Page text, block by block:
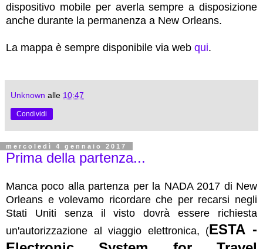
dispositivo mobile per averla sempre a disposizione
anche durante la permanenza a New Orleans.
La mappa è sempre disponibile via web qui.
Unknown alle 10:47
Condividi
mercoledì 4 gennaio 2017
Prima della partenza...
Manca poco alla partenza per la NADA 2017 di New
Orleans e volevamo ricordare che per recarsi negli
Stati Uniti senza il visto dovrà essere richiesta
un'autorizzazione al viaggio elettronica, (ESTA -